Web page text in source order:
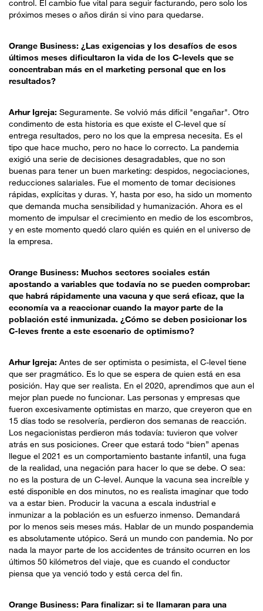
control. El cambio fue vital para seguir facturando, pero solo los
próximos meses o años dirán si vino para quedarse.
Orange Business: ¿Las exigencias y los desafíos de esos
últimos meses dificultaron la vida de los C-levels que se
concentraban más en el marketing personal que en los
resultados?
Arhur Igreja: Seguramente. Se volvió más difícil "engañar". Otro
condimento de esta historia es que existe el C-level que sí
entrega resultados, pero no los que la empresa necesita. Es el
tipo que hace mucho, pero no hace lo correcto. La pandemia
exigió una serie de decisiones desagradables, que no son
buenas para tener un buen marketing: despidos, negociaciones,
reducciones salariales. Fue el momento de tomar decisiones
rápidas, explícitas y duras. Y, hasta por eso, ha sido un momento
que demanda mucha sensibilidad y humanización. Ahora es el
momento de impulsar el crecimiento en medio de los escombros,
y en este momento quedó claro quién es quién en el universo de
la empresa.
Orange Business: Muchos sectores sociales están
apostando a variables que todavía no se pueden comprobar:
que habrá rápidamente una vacuna y que será eficaz, que la
economía va a reaccionar cuando la mayor parte de la
población esté inmunizada. ¿Cómo se deben posicionar los
C-leves frente a este escenario de optimismo?
Arhur Igreja: Antes de ser optimista o pesimista, el C-level tiene
que ser pragmático. Es lo que se espera de quien está en esa
posición. Hay que ser realista. En el 2020, aprendimos que aun el
mejor plan puede no funcionar. Las personas y empresas que
fueron excesivamente optimistas en marzo, que creyeron que en
15 días todo se resolvería, perdieron dos semanas de reacción.
Los negacionistas perdieron más todavía: tuvieron que volver
atrás en sus posiciones. Creer que estará todo “bien” apenas
llegue el 2021 es un comportamiento bastante infantil, una fuga
de la realidad, una negación para hacer lo que se debe. O sea:
no es la postura de un C-level. Aunque la vacuna sea increíble y
esté disponible en dos minutos, no es realista imaginar que todo
va a estar bien. Producir la vacuna a escala industrial e
inmunizar a la población es un esfuerzo inmenso. Demandará
por lo menos seis meses más. Hablar de un mundo pospandemia
es absolutamente utópico. Será un mundo con pandemia. No por
nada la mayor parte de los accidentes de tránsito ocurren en los
últimos 50 kilómetros del viaje, que es cuando el conductor
piensa que ya venció todo y está cerca del fin.
Orange Business: Para finalizar: si te llamaran para una